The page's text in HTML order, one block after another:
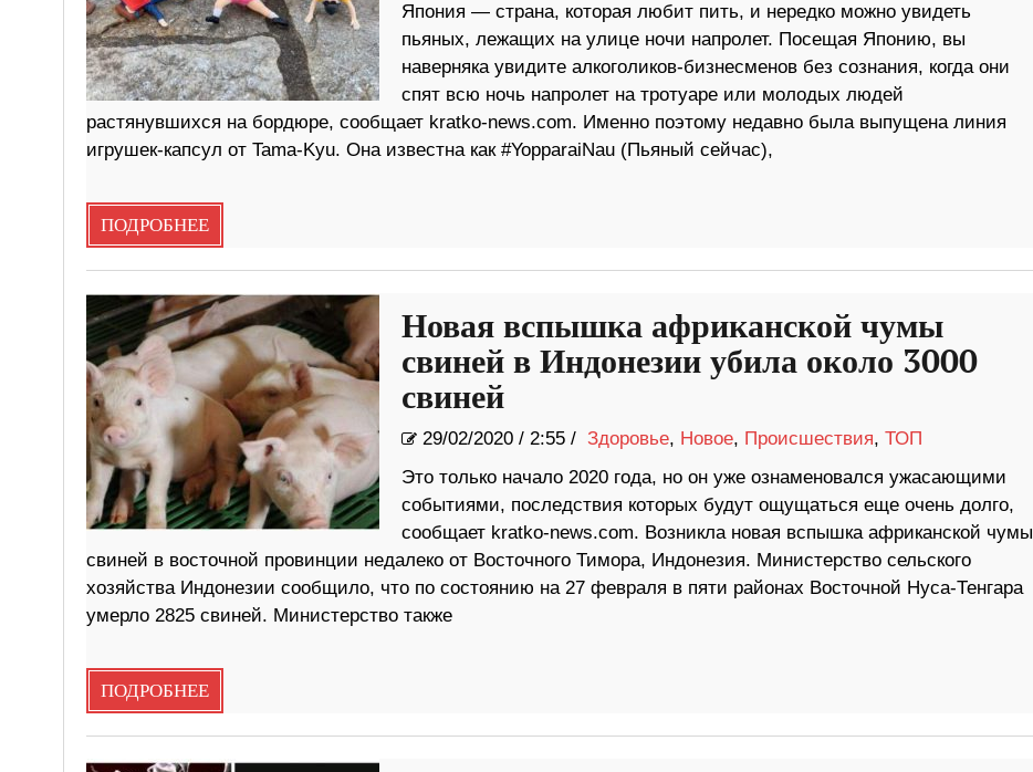
Япония — страна, которая любит пить, и нередко можно увидеть
пьяных, лежащих на улице ночи напролет. Посещая Японию, вы
наверняка увидите алкоголиков-бизнесменов без сознания, когда они
спят всю ночь напролет на тротуаре или молодых людей
растянувшихся на бордюре, сообщает kratko-news.com. Именно поэтому недавно была выпущена линия
игрушек-капсул от Tama-Kyu. Она известна как #YopparaiNau (Пьяный сейчас),
ПОДРОБНЕЕ
Новая вспышка африканской чумы
свиней в Индонезии убила около 3000
свиней
29/02/2020/ 2:55 / Здоровье, Новое, Происшествия, ТОП
Это только начало 2020 года, но он уже ознаменовался ужасающими
событиями, последствия которых будут ощущаться еще очень долго,
сообщает kratko-news.com. Возникла новая вспышка африканской чумы
свиней в восточной провинции недалеко от Восточного Тимора, Индонезия. Министерство сельского
хозяйства Индонезии сообщило, что по состоянию на 27 февраля в пяти районах Восточной Нуса-Тенгара
умерло 2825 свиней. Министерство также
ПОДРОБНЕЕ